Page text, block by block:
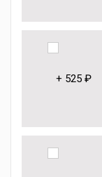
+ 525 ₽